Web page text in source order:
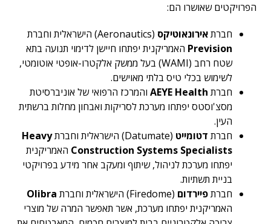
הפרויקטים שאושרו הם:
חברתאירונאוטיקס (Aeronautics) הישראלית וחברת
Prevision האמריקנית יפתחו חיישן לדימוי תנועה בתא
שטח רחב (WAMI) בעל ממשק אלקטרו-אופטי אוטומטי,
לשימוש בכלי טיס בלתי מאוישים.
חברת AEYE Health והמרכז הרפואי של אוניברסיטת
מסצ'וסטס יפתחו מערכת לסריקות ואבחון מחלות ברשתית
העין.
חברת דטומייט (Datumate) הישראלית וחברת
Heavy
Construction Systems Specialists האמריקנית
יפתחו מערכת לניהול, שיתוף ומעקב אחר מידע בפרויקטי
בניית תשתיות.
חברתפיירדום (Firedome) הישראלית וחברת
Olibra
האמריקנית יפתחו מערכת, אשר תאפשר המרה של מוצרי